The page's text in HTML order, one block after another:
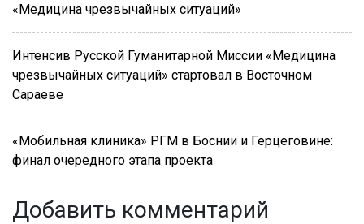
«Медицина чрезвычайных ситуаций»
Интенсив Русской Гуманитарной Миссии «Медицина
чрезвычайных ситуаций» стартовал в Восточном
Сараеве
«Мобильная клиника» РГМ в Боснии и Герцеговине:
финал очередного этапа проекта
Добавить комментарий